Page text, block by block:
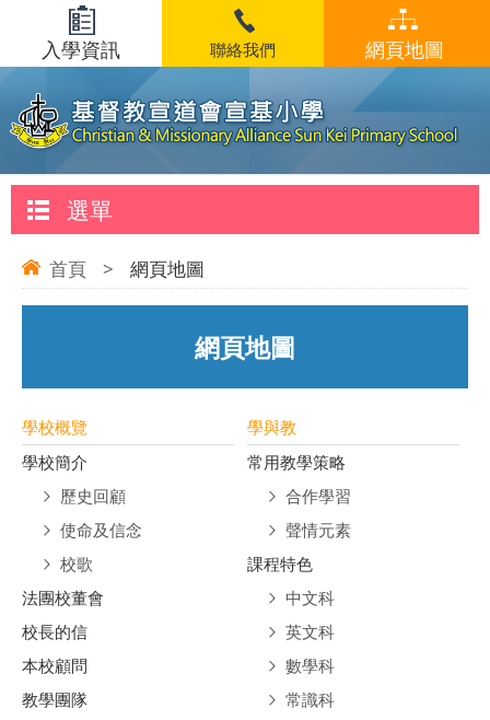
入學資訊 聯絡我們 網頁地圖
選單
首頁 > 網頁地圖
網頁地圖
學校概覽
學校簡介
歷史回顧
使命及信念
校歌
法團校董會
校長的信
本校顧問
教學團隊
學與教
常用教學策略
合作學習
聲情元素
課程特色
中文科
英文科
數學科
常識科